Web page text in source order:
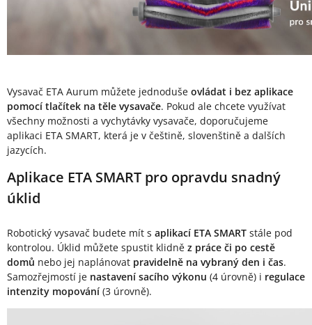
Vysavač ETA Aurum můžete jednoduše ovládat i bez aplikace
pomocí tlačítek na těle vysavače. Pokud ale chcete využívat
všechny možnosti a vychytávky vysavače, doporučujeme
aplikaci ETA SMART, která je v češtině, slovenštině a dalších
jazycích.
Aplikace ETA SMART pro opravdu snadný
úklid
Robotický vysavač budete mít s aplikací ETA SMART stále pod
kontrolou. Úklid můžete spustit klidně z práce či po cestě
domů nebo jej naplánovat pravidelně na vybraný den i čas.
Samozřejmostí je nastavení sacího výkonu (4 úrovně) i regulace
intenzity mopování (3 úrovně).